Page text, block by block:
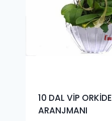
10 DAL VİP ORKİDE
ARANJMANI